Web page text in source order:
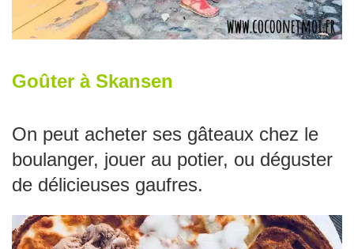
Goûter à Skansen
On peut acheter ses gâteaux chez le
boulanger, jouer au potier, ou déguster
de délicieuses gaufres.